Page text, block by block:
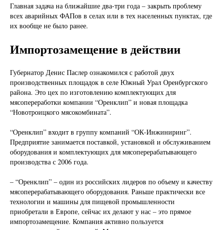
Главная задача на ближайшие два-три года – закрыть проблему
всех аварийных ФАПов в селах или в тех населенных пунктах, где
их вообще не было ранее.
Импортозамещение в действии
Губернатор Денис Паслер ознакомился с работой двух
производственных площадок в селе Южный Урал Оренбургского
района. Это цех по изготовлению комплектующих для
мясопереработки компании “Оренклип” и новая площадка
“Новотроицкого мясокомбината”.
“Оренклип” входит в группу компаний “ОК-Инжиниринг”.
Предприятие занимается поставкой, установкой и обслуживанием
оборудования и комплектующих для мясоперерабатывающего
производства с 2006 года.
– “Оренклип” – один из российских лидеров по объему и качеству
мясоперерабатывающего оборудования. Раньше практически все
технологии и машины для пищевой промышленности
приобретали в Европе, сейчас их делают у нас – это прямое
импортозамещение. Компания активно пользуется